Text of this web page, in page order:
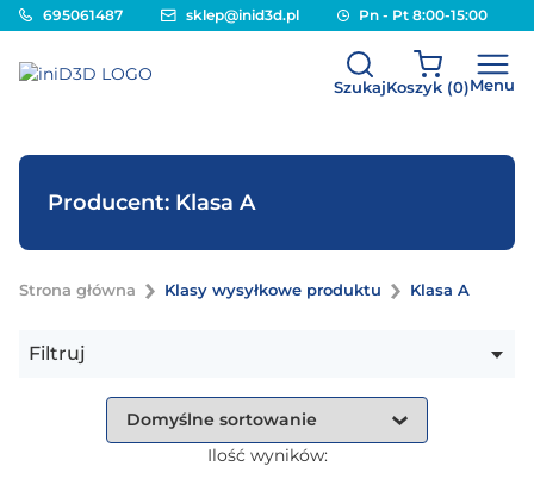
695061487 sklep@inid3d.pl Pn - Pt 8:00-15:00
SzukajKoszyk (0)Menu
Producent: Klasa A
Strona główna Klasy wysyłkowe produktu Klasa A
Filtruj
Ilość wyników: